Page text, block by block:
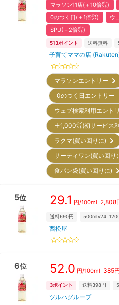
マラソン11店(＋10倍㌽)
0のつく日(＋1倍㌽)
ウ
SPU(＋2倍㌽)
513ポイント 送料無料
子育てママの店
マラソンエントリー
0のつく日エントリー
ウェブ検索利用エン
＋1,000㌽(初サービ
ラクマ(買い回りに)
サーティワン(買い回
食パン袋(買い回りに)
5位 29.1 円/100ml 2,808
送料690円
西松屋
6位 52.0 円/100ml 385
3ポイント 送料398円
ツルハグループ